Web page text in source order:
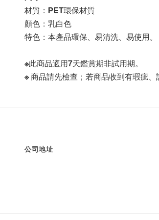
材質：PET環保材質
顏色：乳白色
特色：本產品環保、易清洗、易使用。
※此商品適用7天鑑賞期非試用期。
※ 商品請先檢查；若商品收到有瑕疵
公司地址